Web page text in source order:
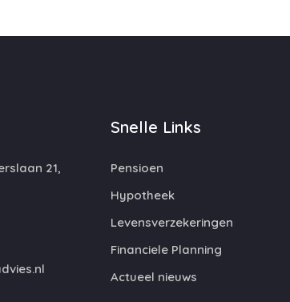
21,
Snelle Links
Pensioen
Hypotheek
Levensverzekeringen
Financiele Planning
Actueel nieuws